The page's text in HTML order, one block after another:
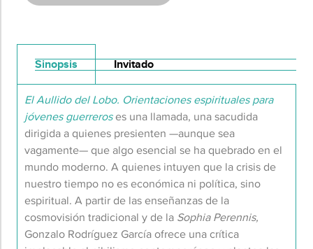
Sinopsis Invitado
El Aullido del Lobo. Orientaciones espirituales para
jóvenes guerreroses una llamada, una sacudida
dirigida a quienes presienten —aunque sea
vagamente— que algo esencial se ha quebrado en el
mundo moderno. A quienes intuyen que la crisis de
nuestro tiempo no es económica ni política, sino
espiritual. A partir de las enseñanzas de la
cosmovisión tradicional y de la Sophia Perennis,
Gonzalo Rodríguez García ofrece una crítica